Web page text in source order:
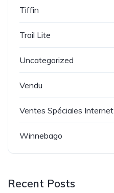
Tiffin
Trail Lite
Uncategorized
Vendu
Ventes Spéciales Internet
Winnebago
Recent Posts